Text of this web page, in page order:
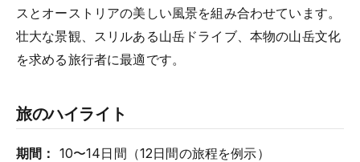
スとオーストリアの美しい風景を組み合わせています。
壮大な景観、スリルある山岳ドライブ、本物の山岳文化
を求める旅行者に最適です。
旅のハイライト
期間： 10〜14日間（12日間の旅程を例示）